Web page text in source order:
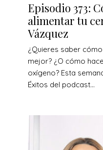
Episodio 373:
alimentar tu
Vázquez
¿Quieres saber
mejor? ¿O cómo
oxígeno? Esta
Éxitos del podcast...